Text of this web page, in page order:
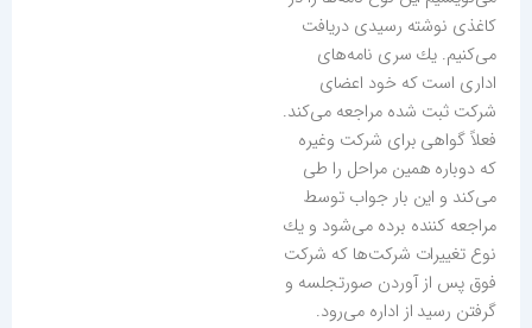
كاغذی نوشته رسیدی دریافت
می‌كنیم. یك سری نامه‌های
اداری است كه خود اعضای
شركت ثبت شده مراجعه می‌كند.
فعلاً گواهی برای شركت وغیره
كه دوباره همین مراحل را طی
می‌كند و این بار جواب توسط
مراجعه كننده برده می‌شود و یك
نوع تغییرات شركت‌ها كه شركت
فوق پس از آوردن صورتجلسه و
گرفتن رسید از اداره می‌رود.